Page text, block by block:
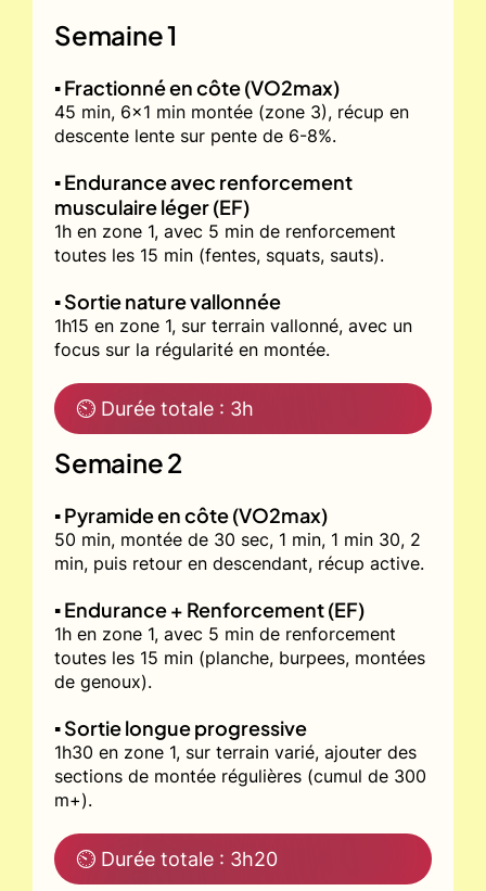
Semaine 1
▪️ Fractionné en côte (VO2max)
45 min, 6x1 min montée (zone 3), récup en
descente lente sur pente de 6-8%.
▪️ Endurance avec renforcement
musculaire léger (EF)
1h en zone 1, avec 5 min de renforcement
toutes les 15 min (fentes, squats, sauts).
▪️ Sortie nature vallonnée
1h15 en zone 1, sur terrain vallonné, avec un
focus sur la régularité en montée.
⏲ Durée totale : 3h
Semaine 2
▪️ Pyramide en côte (VO2max)
50 min, montée de 30 sec, 1 min, 1 min 30, 2
min, puis retour en descendant, récup active.
▪️ Endurance + Renforcement (EF)
1h en zone 1, avec 5 min de renforcement
toutes les 15 min (planche, burpees, montées
de genoux).
▪️ Sortie longue progressive
1h30 en zone 1, sur terrain varié, ajouter des
sections de montée régulières (cumul de 300
m+).
⏲ Durée totale : 3h20